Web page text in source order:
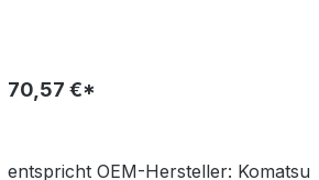
70,57 €*
entspricht OEM-Hersteller: Komatsu